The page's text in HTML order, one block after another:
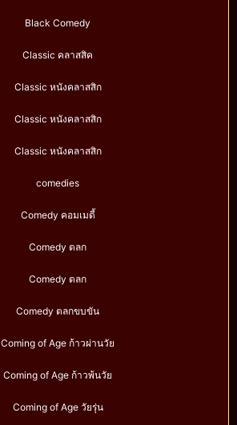
Black Comedy
Classic คลาสสิค
Classic หนังคลาสสิก
Classic หนังคลาสสิก
Classic หนังคลาสสิก
comedies
Comedy คอมเมดี้
Comedy ตลก
Comedy ตลก
Comedy ตลกขบขัน
Coming of Age ก้าวผ่านวัย
Coming of Age ก้าวพ้นวัย
Coming of Age วัยรุ่น